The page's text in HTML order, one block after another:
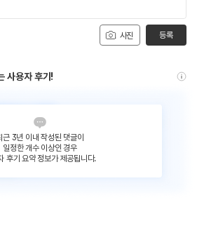
사진 등록
사용자 후기!
근 3년 이내 작성된 댓글이
일정한 개수 이상인 경우
후기 요약 정보가 제공됩니다.